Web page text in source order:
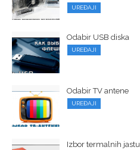
UREĐAJI
Odabir USB diska
UREĐAJI
Odabir TV antene
UREĐAJI
Izbor termalnih